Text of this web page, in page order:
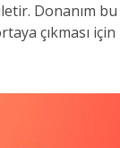
Donanım
çıkması için